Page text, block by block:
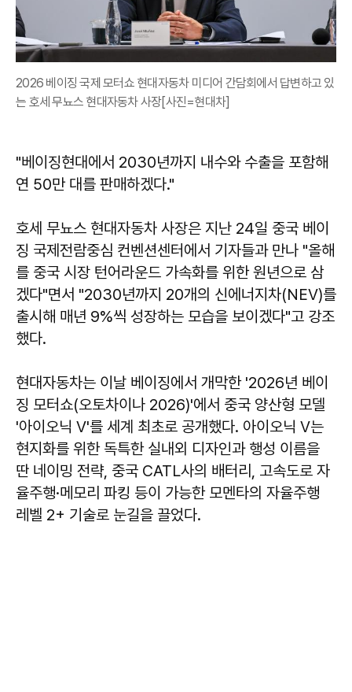
2026 베이징 국제 모터쇼 현대자동차 미디어 간담회에서 답변하고 있
는 호세 무뇨스 현대자동차 사장[사진=현대차]
"베이징현대에서 2030년까지 내수와 수출을 포함해
연 50만 대를 판매하겠다."
호세 무뇨스 현대자동차 사장은 지난 24일 중국 베이
징 국제전람중심 컨벤션센터에서 기자들과 만나 "올해
를 중국 시장 턴어라운드 가속화를 위한 원년으로 삼
겠다"면서 "2030년까지 20개의 신에너지차(NEV)를
출시해 매년 9%씩 성장하는 모습을 보이겠다"고 강조
했다.
현대자동차는 이날 베이징에서 개막한 '2026년 베이
징 모터쇼(오토차이나 2026)'에서 중국 양산형 모델
'아이오닉 V'를 세계 최초로 공개했다. 아이오닉 V는
현지화를 위한 독특한 실내외 디자인과 행성 이름을
딴 네이밍 전략, 중국 CATL사의 배터리, 고속도로 자
율주행·메모리 파킹 등이 가능한 모멘타의 자율주행
레벨 2+ 기술로 눈길을 끌었다.